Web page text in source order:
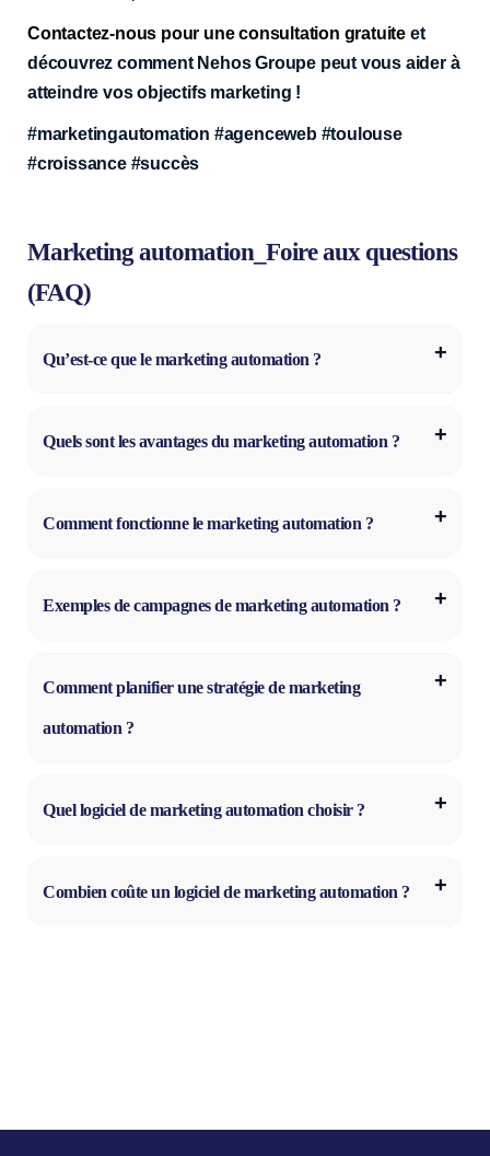
Contactez-nous pour une consultation gratuite et
découvrez comment Nehos Groupe peut vous aider à
atteindre vos objectifs marketing !
#marketingautomation #agenceweb #toulouse
#croissance #succès
Marketing automation_Foire aux questions
(FAQ)
Qu’est-ce que le marketing automation ?
Quels sont les avantages du marketing automation ?
Comment fonctionne le marketing automation ?
Exemples de campagnes de marketing automation ?
Comment planifier une stratégie de marketing
automation ?
Quel logiciel de marketing automation choisir ?
Combien coûte un logiciel de marketing automation ?